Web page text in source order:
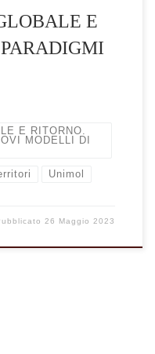
E
E RITORNO.
MODELLI DI
Unimol
26 Maggio 2023